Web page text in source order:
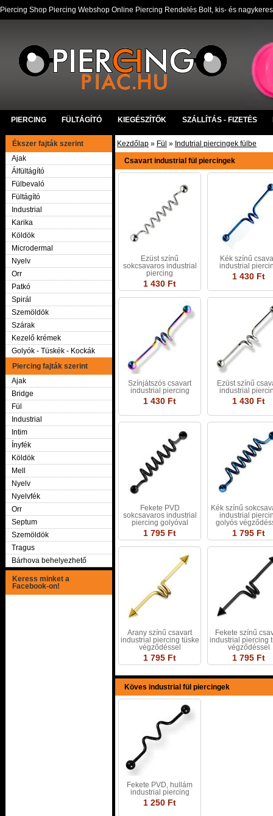
Piercing Shop Piercing Webshop Online Piercing Rendelés Bolt, kis- és
PIERCING FÜLTÁGÍTÓ KIEGÉSZÍTŐK SZÁLLÍTÁS - FIZETÉS
Ékszer fajták szerint
Ajak
Álfültágító
Fülbevaló
Fültágító
Industrial
Karika
Köldök
Microdermal
Nyelv
Orr
Patkó
Spirál
Szemöldök
Szárak
Kezelő krémek
Golyók - Tüskék - Kockák
Piercing fajták szerint
Ajak
Bridge
Fül
Industrial
Intim
Ínyfék
Köldök
Mell
Nyelv
Nyelvfék
Orr
Septum
Szemöldök
Tragus
Bárhova behelyezhető
Keress minket a
Facebook-on!
Kezdőlap » Fül » Indutrial piercingek fülbe
Csavart industrial fül piercingek
Ezüst színű
sokcsavaros industrial
piercing
1 430 Ft
Kék színű
industrial
1 430 Ft
Színjátszós csavart
industrial piercing
1 430 Ft
Ezüst színű
industrial
1 430 Ft
Fekete PVD
sokcsavaros industrial
piercing golyóval
1 795 Ft
Kék színű
industrial
golyós
1 795 Ft
Arany színű csavart
industrial piercing tüske
végződéssel
1 795 Ft
Fekete színű
industrial piercing
végződéssel
1 795 Ft
Köves industrial fül piercingek
Fekete PVD, hullám
industrial piercing
1 250 Ft